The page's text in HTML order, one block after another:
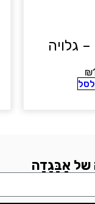
גלויה
₪
של אָבָּגָדָה